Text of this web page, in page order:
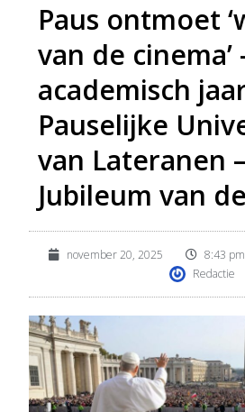
Paus ontmoet
van de cinema’
academisch
Pauselijke
van Lateranen
Jubileum van
november 20, 2025 8:43 pm
Redactie